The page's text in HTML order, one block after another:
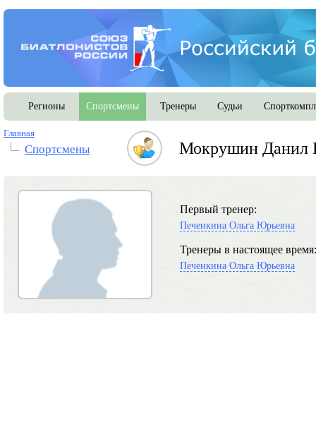
Регионы Спортсмены Тренеры Судьи
Главная
Спортсмены Мокрушин Данил
Первый тренер:
Печенкина Ольга Юрьевна
Тренеры в настоящее время:
Печенкина Ольга Юрьевна